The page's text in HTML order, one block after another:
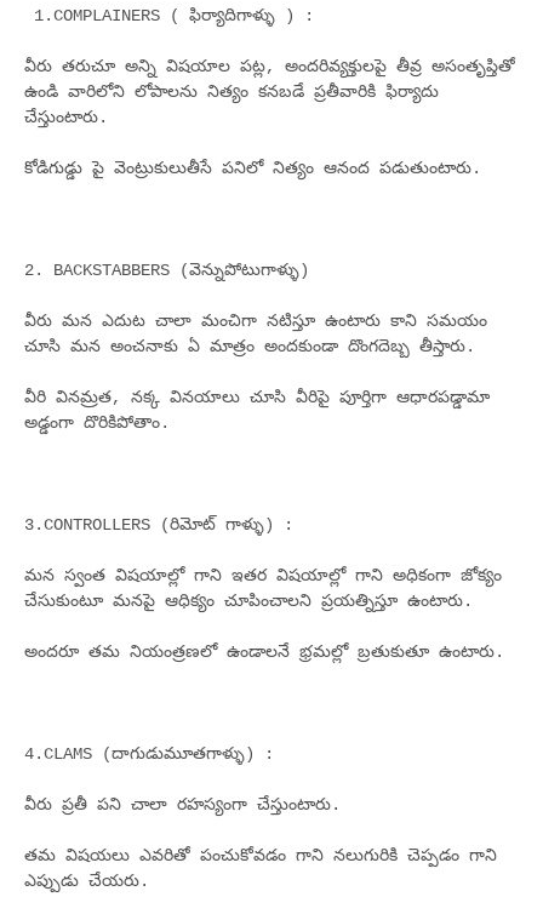
1.COMPLAINERS ( ఫిర్యాదిగాళ్ళు ) :
వీరు తరుచూ అన్ని విషయాల పట్ల, అందరివ్యక్తులపై తీవ్ర అసంతృప్తితో
ఉండి వారిలోని లోపాలను నిత్యం కనబడే ప్రతీవారికి ఫిర్యాదు
చేస్తుంటారు.
కోడిగుడ్డు పై వెంట్రుకులుతీసే పనిలో నిత్యం ఆనంద పడుతుంటారు.
2. BACKSTABBERS (వెన్నుపోటుగాళ్ళు)
వీరు మన ఎదుట చాలా మంచిగా నటిస్తూ ఉంటారు కాని సమయం
చూసి మన అంచనాకు ఏ మాత్రం అందకుండా దొంగదెబ్బ తీస్తారు.
వీరి వినమ్రత, నక్క వినయాలు చూసి వీరిపై పూర్తిగా ఆధారపడ్డామా
అడ్డంగా దొరికిపోతాం.
3.CONTROLLERS (రిమోట్ గాళ్ళు) :
మన స్వంత విషయాల్లో గాని ఇతర విషయాల్లో గాని అధికంగా జోక్యం
చేసుకుంటూ మనపై ఆధిక్యం చూపించాలని ప్రయత్నిస్తూ ఉంటారు.
అందరూ తమ నియంత్రణలో ఉండాలనే భ్రమల్లో బ్రతుకుతూ ఉంటారు.
4.CLAMS (దాగుడుమూతగాళ్ళు) :
వీరు ప్రతీ పని చాలా రహస్యంగా చేస్తుంటారు.
తమ విషయలు ఎవరితో పంచుకోవడం గాని నలుగురికి చెప్పడం గాని
ఎప్పుడు చేయరు.